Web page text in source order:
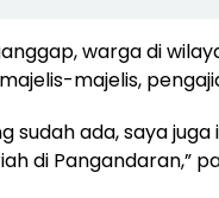
warga di
majelis,
sudah ada, saya
di Pangandaran,”